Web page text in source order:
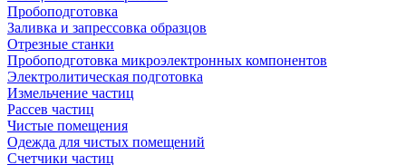
Пробоподготовка
Заливка и запрессовка образцов
Отрезные станки
Пробоподготовка микроэлектронных компонентов
Электролитическая подготовка
Измельчение частиц
Рассев частиц
Чистые помещения
Одежда для чистых помещений
Счетчики частиц